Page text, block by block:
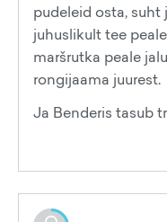
pudeleid osta, suht
juhuslikult tee
maršrutka peale
rongijaama juurest.
Ja Benderis tasub